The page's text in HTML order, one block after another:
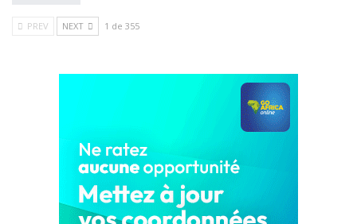
PREV NEXT 1 de 355